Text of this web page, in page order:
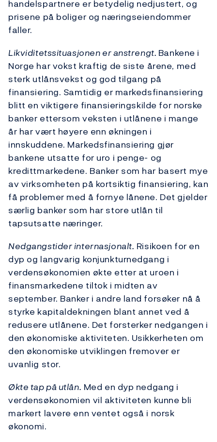
handelspartnere er betydelig nedjustert, og
prisene på boliger og næringseiendommer
faller.
Likviditetssituasjonen er anstrengt. Bankene i
Norge har vokst kraftig de siste årene, med
sterk utlånsvekst og god tilgang på
finansiering. Samtidig er markedsfinansiering
blitt en viktigere finansieringskilde for norske
banker ettersom veksten i utlånene i mange
år har vært høyere enn økningen i
innskuddene. Markedsfinansiering gjør
bankene utsatte for uro i penge- og
kredittmarkedene. Banker som har basert mye
av virksomheten på kortsiktig finansiering, kan
få problemer med å fornye lånene. Det gjelder
særlig banker som har store utlån til
tapsutsatte næringer.
Nedgangstider internasjonalt. Risikoen for en
dyp og langvarig konjunkturnedgang i
verdensøkonomien økte etter at uroen i
finansmarkedene tiltok i midten av
september. Banker i andre land forsøker nå å
styrke kapitaldekningen blant annet ved å
redusere utlånene. Det forsterker nedgangen i
den økonomiske aktiviteten. Usikkerheten om
den økonomiske utviklingen fremover er
uvanlig stor.
Økte tap på utlån. Med en dyp nedgang i
verdensøkonomien vil aktiviteten kunne bli
markert lavere enn ventet også i norsk
økonomi.